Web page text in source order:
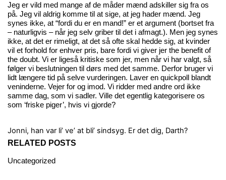
Jeg er vild med mange af de måder mænd adskiller sig fra os
på. Jeg vil aldrig komme til at sige, at jeg hader mænd. Jeg
synes ikke, at “fordi du er en mand!” er et argument (bortset fra
– naturligvis – når jeg selv griber til det i afmagt.). Men jeg synes
ikke, at det er rimeligt, at det så ofte skal hedde sig, at kvinder
vil et forhold for enhver pris, bare fordi vi giver jer the benefit of
the doubt. Vi er ligeså kritiske som jer, men når vi har valgt, så
følger vi beslutningen til dørs med det samme. Derfor bruger vi
lidt længere tid på selve vurderingen. Laver en quickpoll blandt
veninderne. Vejer for og imod. Vi ridder med andre ord ikke
samme dag, som vi sadler. Ville det egentlig kategorisere os
som ‘friske piger’, hvis vi gjorde?
Jonni, han var li’ ve’ at bli’ sindsyg. Er det dig, Darth?
RELATED POSTS
Uncategorized